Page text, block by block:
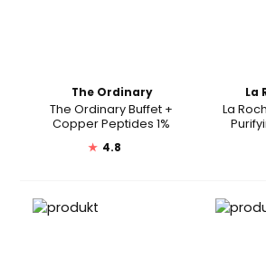
The Ordinary
The Ordinary Buffet +
Copper Peptides 1%
★ 4.8
La
La